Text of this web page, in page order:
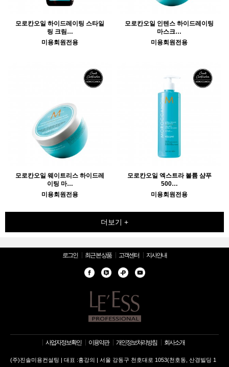
모로칸오일 하이드레이팅 스타일
링 크림…
미용회원전용
모로칸오일 인텐스 하이드레이팅
마스크…
미용회원전용
모로칸오일 웨이트리스 하이드레
이팅 마…
미용회원전용
모로칸오일 엑스트라 볼륨 샴푸
500…
미용회원전용
더보기 +
로그인 최근 본 상품 고객센터 지사안내
사업자정보확인 이용약관 개인정보처리방침 회사소개
(주)진솔미용컨설팅 | 대표 :홍강의 | 서울 강동구 천호대로 1053(천호동, 산경빌딩 1